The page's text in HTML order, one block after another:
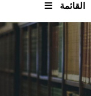
القائمة